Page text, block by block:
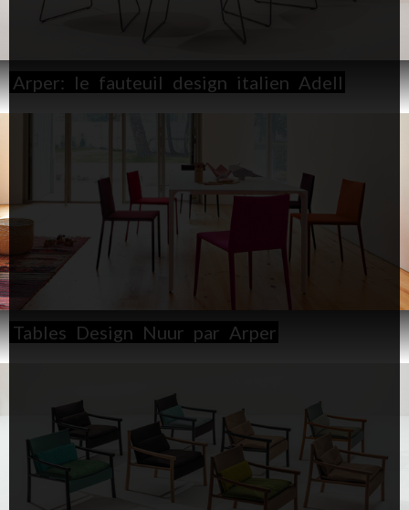
Arper: le fauteuil design italien Adell
Tables Design Nuur par Arper